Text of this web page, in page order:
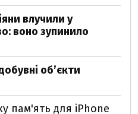
влучили у
воно зупинило
обʼєкти
пам'ять для iPhone